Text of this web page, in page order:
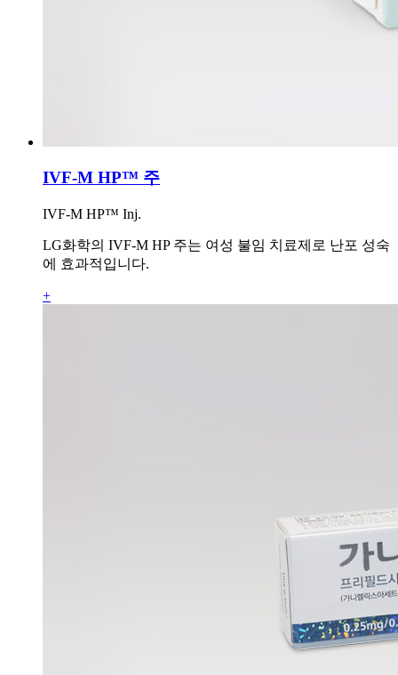
IVF-M HP™ 주
IVF-M HP™ Inj.
LG화학의 IVF-M HP 주는 여성 불임 치료제로 난포 성숙
에 효과적입니다.
+